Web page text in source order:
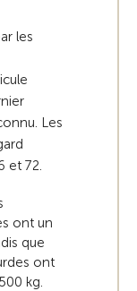
les
Les
et 72.
ont un
que
ont
kg.